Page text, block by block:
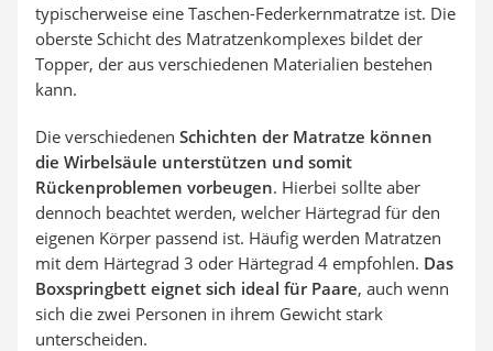
typischerweise eine Taschen-Federkernmatratze ist. Die
oberste Schicht des Matratzenkomplexes bildet der
Topper, der aus verschiedenen Materialien bestehen
kann.
Die verschiedenen Schichten der Matratze können
die Wirbelsäule unterstützen und somit
Rückenproblemen vorbeugen. Hierbei sollte aber
dennoch beachtet werden, welcher Härtegrad für den
eigenen Körper passend ist. Häufig werden Matratzen
mit dem Härtegrad 3 oder Härtegrad 4 empfohlen. Das
Boxspringbett eignet sich ideal für Paare, auch wenn
sich die zwei Personen in ihrem Gewicht stark
unterscheiden.